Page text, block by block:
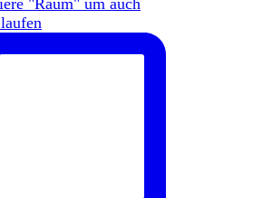
"Raum" um auch